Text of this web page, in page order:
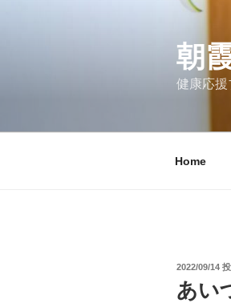
朝
健康応援
Home
投
稿
日:
2022/09/14
あい